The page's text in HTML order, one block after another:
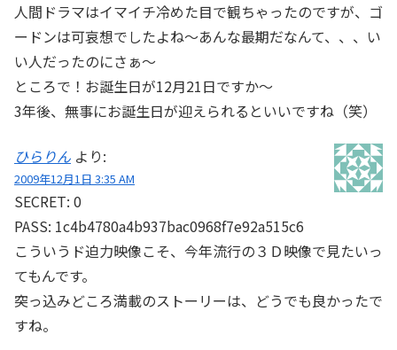
人間ドラマはイマイチ冷めた目で観ちゃったのですが、ゴ
ードンは可哀想でしたよね～あんな最期だなんて、、、い
い人だったのにさぁ～
ところで！お誕生日が12月21日ですか～
3年後、無事にお誕生日が迎えられるといいですね（笑）
ひらりん より:
2009年12月1日 3:35 AM
SECRET: 0
PASS: 1c4b4780a4b937bac0968f7e92a515c6
こういうド迫力映像こそ、今年流行の３Ｄ映像で見たいっ
てもんです。
突っ込みどころ満載のストーリーは、どうでも良かったで
すね。